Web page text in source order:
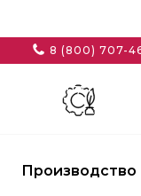
8 (800) 707-
РАССЧИТАТЬ
ПРОЕКТ
Производство